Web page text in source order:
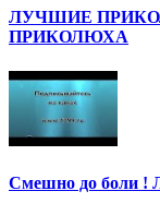
ЛУЧШИЕ ПРИКОЛЫ
ПРИКОЛЮХА
Смешно до боли